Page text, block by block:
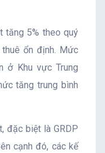
tăng 5% theo quý
ổn định. Mức
ở Khu vực Trung
tăng trung bình
đặc biệt là GRDP
cạnh đó, các kế